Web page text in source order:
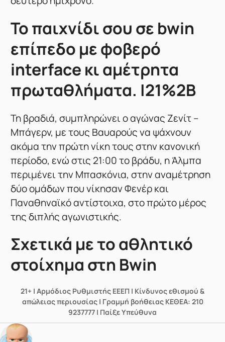
To παιχνίδι σου σε bwin
επίπεδο με φοβερό
interface κι αμέτρητα
πρωταθλήματα. |21%2B
Τη βραδιά, συμπληρώνει ο αγώνας Ζενίτ –
Μπάγερν, με τους Βαυαρούς να ψάχνουν
ακόμα την πρώτη νίκη τους στην κανονική
περίοδο, ενώ στις 21:00 το βράδυ, η Άλμπα
περιμένει την Μπασκόνια, στην αναμέτρηση
δύο ομάδων που νίκησαν Φενέρ και
Παναθηναϊκό αντίστοιχα, στο πρώτο μέρος
της διπλής αγωνιστικής.
Σχετικά με το αθλητικό
στοίχημα στη Bwin
21+ | Αρμόδιος Ρυθμιστής ΕΕΕΠ | Κίνδυνος εθισμού &
απώλειας περιουσίας | Γραμμή βοήθειας ΚΕΘΕΑ: 210
9237777 | Παίξε Υπεύθυνα